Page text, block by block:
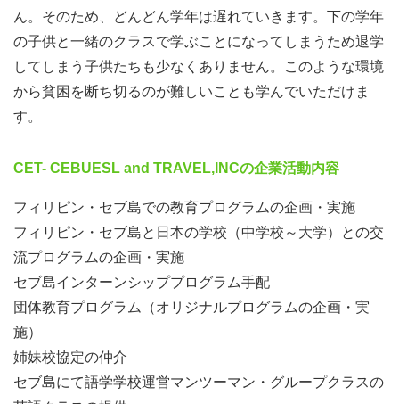
ん。そのため、どんどん学年は遅れていきます。下の学年
の子供と一緒のクラスで学ぶことになってしまうため退学
してしまう子供たちも少なくありません。このような環境
から貧困を断ち切るのが難しいことも学んでいただけま
す。
CET- CEBUESL and TRAVEL,INCの企業活動内容
フィリピン・セブ島での教育プログラムの企画・実施
フィリピン・セブ島と日本の学校（中学校～大学）との交
流プログラムの企画・実施
セブ島インターンシッププログラム手配
団体教育プログラム（オリジナルプログラムの企画・実
施）
姉妹校協定の仲介
セブ島にて語学学校運営マンツーマン・グループクラスの